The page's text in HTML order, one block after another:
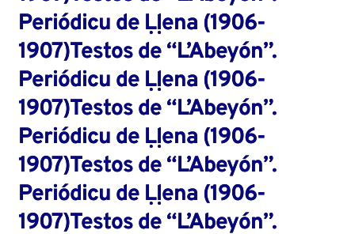
Periódicu de Ḷḷena (1906-
1907)Testos de “L’Abeyón”.
Periódicu de Ḷḷena (1906-
1907)Testos de “L’Abeyón”.
Periódicu de Ḷḷena (1906-
1907)Testos de “L’Abeyón”.
Periódicu de Ḷḷena (1906-
1907)Testos de “L’Abeyón”.